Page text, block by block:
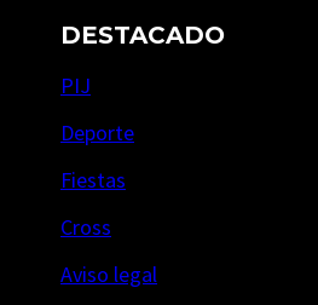
DESTACADO
PIJ
Deporte
Fiestas
Cross
Aviso legal